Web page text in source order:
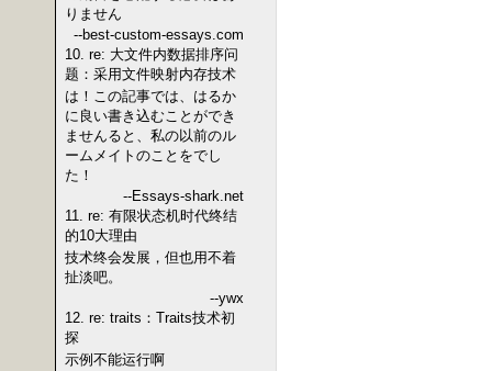
りません
--best-custom-essays.com
10. re: 大文件内数据排序问
题：采用文件映射内存技术
は！この記事では、はるか
に良い書き込むことができ
ませんると、私の以前のル
ームメイトのことをでし
た！
--Essays-shark.net
11. re: 有限状态机时代终结
的10大理由
技术终会发展，但也用不着
扯淡吧。
--ywx
12. re: traits：Traits技术初
探
示例不能运行啊